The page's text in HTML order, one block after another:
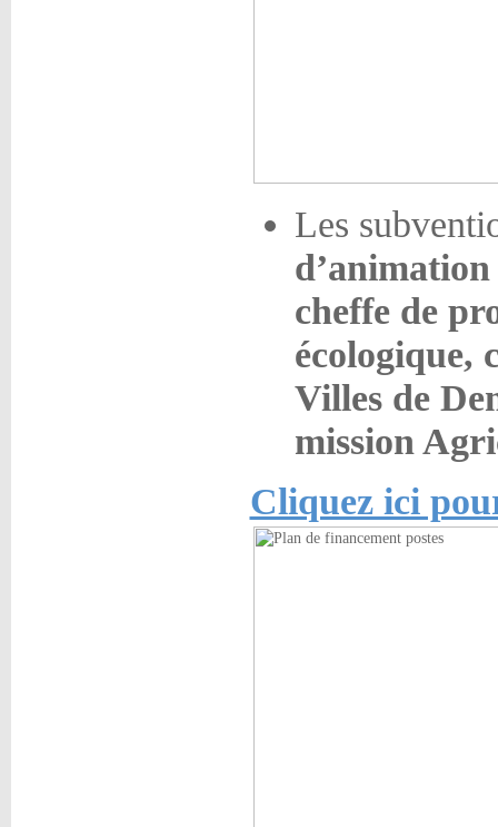
Les
cheffe de
écologique,
Villes de
mission
Cliquez ici